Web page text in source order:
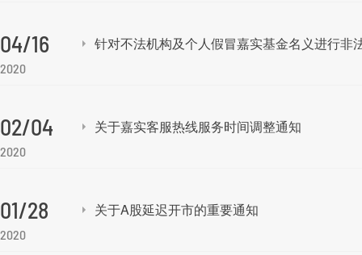
04/16
2020
针对不法机构及个人假冒嘉实基金名义进行非
02/04
2020
关于嘉实客服热线服务时间调整通知
01/28
2020
关于A股延迟开市的重要通知